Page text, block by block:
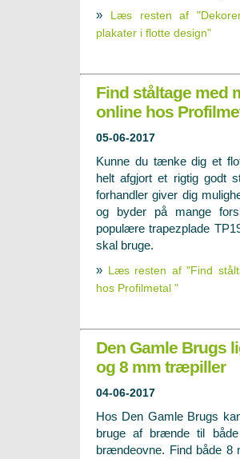
»
Læs resten af
plakater i flotte design"
Find ståltage med
online hos
05-06-2017
Kunne du tænke dig et
helt afgjort et rigtig godt
forhandler giver dig
og byder på mange
populære trapezplade
skal bruge.
» Læs resten af "Find
hos Profilmetal "
Den Gamle Brugs
og 8 mm træpiller
04-06-2017
Hos Den Gamle Brugs
bruge af brænde til både
brændeovne. Find både